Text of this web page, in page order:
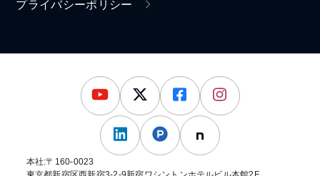
プライバシーポリシー
本社:〒160-0023